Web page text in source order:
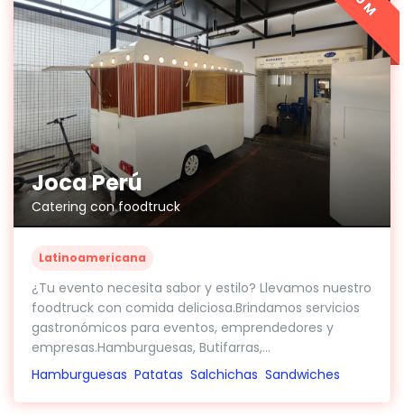
Joca Perú
Catering con foodtruck
Latinoamericana
¿Tu evento necesita sabor y estilo? Llevamos nuestro
foodtruck con comida deliciosa.Brindamos servicios
gastronómicos para eventos, emprendedores y
empresas.Hamburguesas, Butifarras,...
Hamburguesas Patatas Salchichas Sandwiches